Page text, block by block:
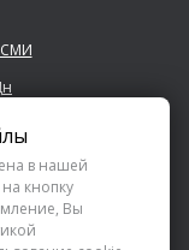
СМИ
в нашей
кнопку
Вы